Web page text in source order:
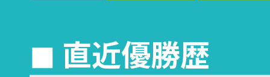
◼︎ 直近優勝歴